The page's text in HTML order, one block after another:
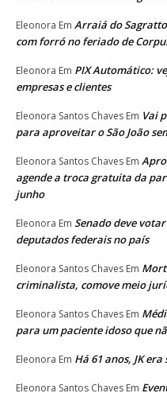
Eleonora Em Arraiá do
com forró no feriado de
Eleonora Em PIX Automático:
empresas e clientes
Eleonora Santos Chaves Em Vai
para aproveitar o São João
Eleonora Santos Chaves Em
agende a troca gratuita da
junho
Eleonora Em Senado deve
deputados federais no país
Eleonora Santos Chaves Em
criminalista, comove meio
Eleonora Santos Chaves Em
para um paciente idoso que
Eleonora Em Há 61 anos, JK
Eleonora Santos Chaves Em